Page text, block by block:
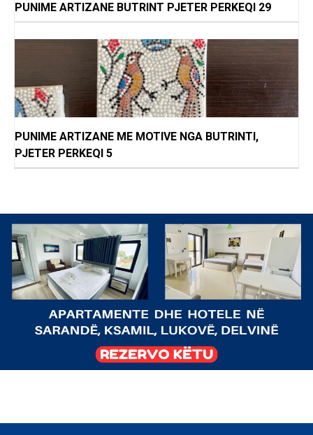
PUNIME ARTIZANE BUTRINT PJETER PERKEQI 29
PUNIME ARTIZANE ME MOTIVE NGA BUTRINTI,
PJETER PERKEQI 5